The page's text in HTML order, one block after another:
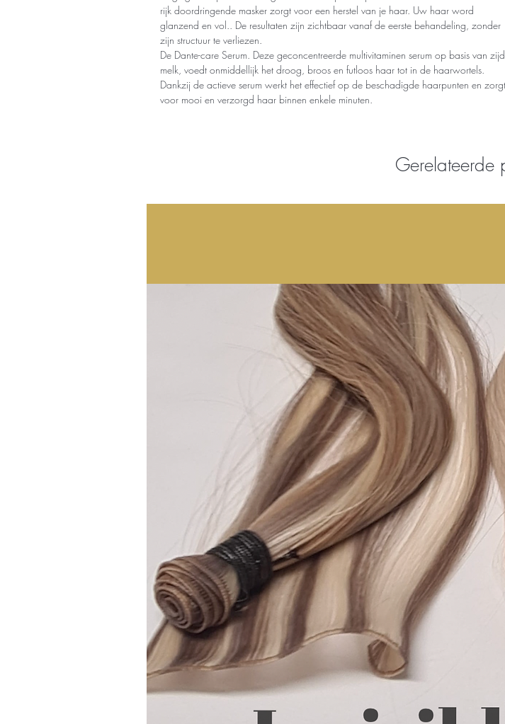
rijk doordringende masker zorgt voor een herstel van je haar. Uw haar word
glanzend en vol.. De resultaten zijn zichtbaar vanaf de eerste behandeling, zonder
zijn structuur te verliezen.
De Dante-care Serum. Deze geconcentreerde multivitaminen serum op basis van
melk, voedt onmiddellijk het droog, broos en futloos haar tot in de haarwortels.
Dankzij de actieve serum werkt het effectief op de beschadigde haarpunten en zorgt
voor mooi en verzorgd haar binnen enkele minuten.
Gerelateerde